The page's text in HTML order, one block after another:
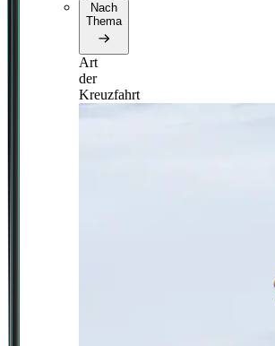
Nach
Thema
Art
der
Kreuzfahrt